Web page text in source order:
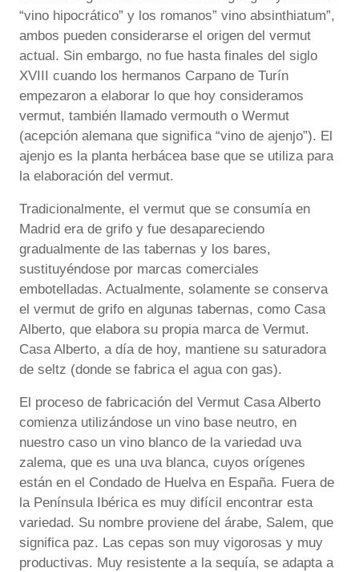
“vino hipocrático” y los romanos” vino absinthiatum”,
ambos pueden considerarse el origen del vermut
actual. Sin embargo, no fue hasta finales del siglo
XVIII cuando los hermanos Carpano de Turín
empezaron a elaborar lo que hoy consideramos
vermut, también llamado vermouth o Wermut
(acepción alemana que significa “vino de ajenjo”). El
ajenjo es la planta herbácea base que se utiliza para
la elaboración del vermut.
Tradicionalmente, el vermut que se consumía en
Madrid era de grifo y fue desapareciendo
gradualmente de las tabernas y los bares,
sustituyéndose por marcas comerciales
embotelladas. Actualmente, solamente se conserva
el vermut de grifo en algunas tabernas, como Casa
Alberto, que elabora su propia marca de Vermut.
Casa Alberto, a día de hoy, mantiene su saturadora
de seltz (donde se fabrica el agua con gas).
El proceso de fabricación del Vermut Casa Alberto
comienza utilizándose un vino base neutro, en
nuestro caso un vino blanco de la variedad uva
zalema, que es una uva blanca, cuyos orígenes
están en el Condado de Huelva en España. Fuera de
la Península Ibérica es muy difícil encontrar esta
variedad. Su nombre proviene del árabe, Salem, que
significa paz. Las cepas son muy vigorosas y muy
productivas. Muy resistente a la sequía, se adapta a